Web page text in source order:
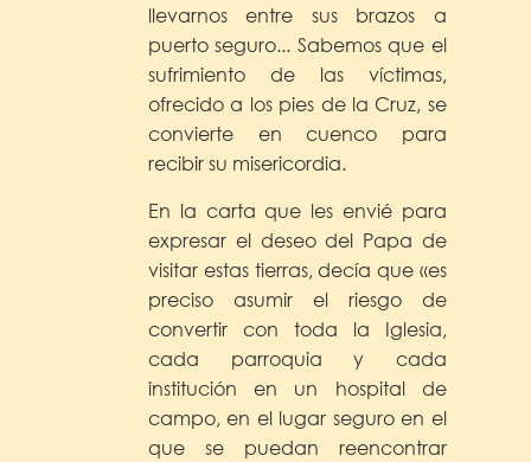
llevarnos entre sus brazos a
puerto seguro... Sabemos que el
sufrimiento de las víctimas,
ofrecido a los pies de la Cruz, se
convierte en cuenco para
recibir su misericordia.
En la carta que les envié para
expresar el deseo del Papa de
visitar estas tierras, decía que «es
preciso asumir el riesgo de
convertir con toda la Iglesia,
cada parroquia y cada
institución en un hospital de
campo, en el lugar seguro en el
que se puedan reencontrar